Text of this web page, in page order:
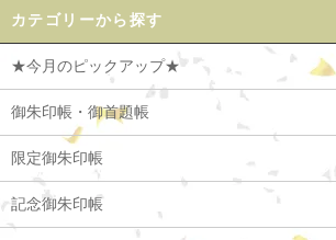
カテゴリーから探す
★今月のピックアップ★
御朱印帳・御首題帳
限定御朱印帳
記念御朱印帳